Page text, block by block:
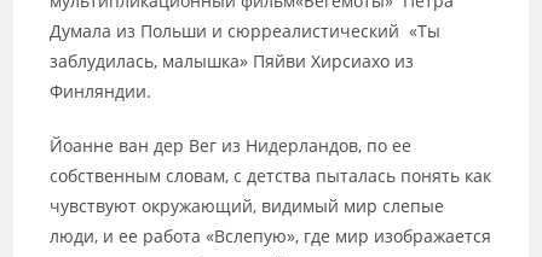
Думала из Польши и сюрреалистический «Ты
заблудилась, малышка» Пяйви Хирсиахо из
Финляндии.
Йоанне ван дер Вег из Нидерландов, по ее
собственным словам, с детства пыталась понять как
чувствуют окружающий, видимый мир слепые
люди, и ее работа «Вслепую», где мир изображается